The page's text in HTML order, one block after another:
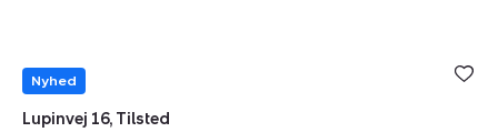
Nyhed
Lupinvej 16, Tilsted